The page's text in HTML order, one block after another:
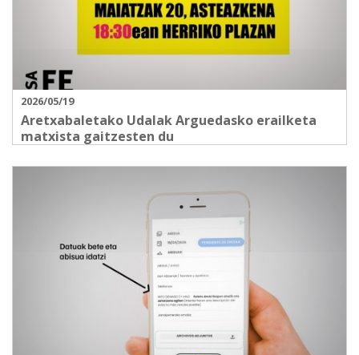
2026/05/19
Aretxabaletako Udalak Arguedasko erailketa
matxista gaitzesten du